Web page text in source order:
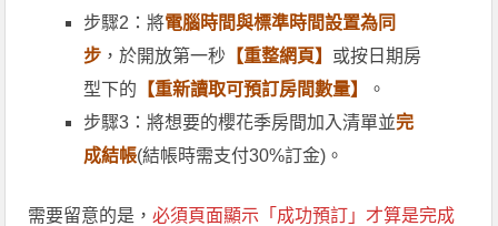
步驟2：將電腦時間與標準時間設置為同
步 ，於開放第一秒 【重整網頁】 或按日期房
型下的 【重新讀取可預訂房間數量】
。
步驟3：將想要的櫻花季房間加入清單並完
成結帳(結帳時需支付30%訂金)。
需要留意的是，必須頁面顯示「成功預訂」才算是完成